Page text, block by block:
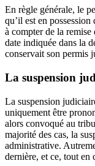
En règle générale, le
qu’il est en
à compter de la
date indiquée dans la
conservait son permis
La suspension
La suspension
uniquement être
alors convoqué au
majorité des cas, la
administrative.
dernière, et ce, tout en